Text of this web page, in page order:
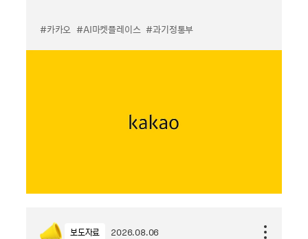
#카카오 #AI마켓플레이스 #과기정통부
보도자료 2026.08.06